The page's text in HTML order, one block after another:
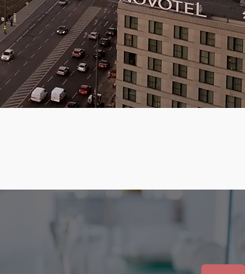
Handwerk
IT-Berater